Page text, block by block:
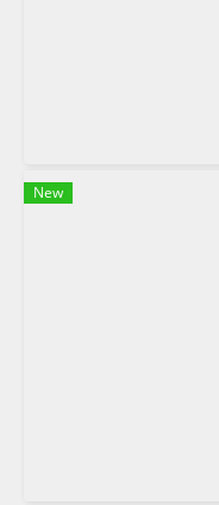
New